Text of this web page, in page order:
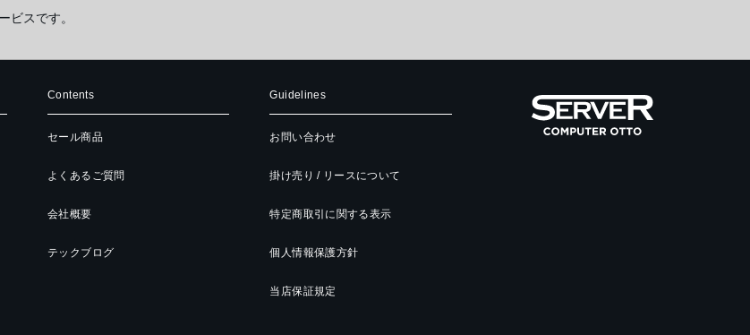
ビスです。
Contents
セール商品
よくあるご質問
会社概要
テックブログ
Guidelines
お問い合わせ
掛け売り / リースについて
特定商取引に関する表示
個人情報保護方針
当店保証規定